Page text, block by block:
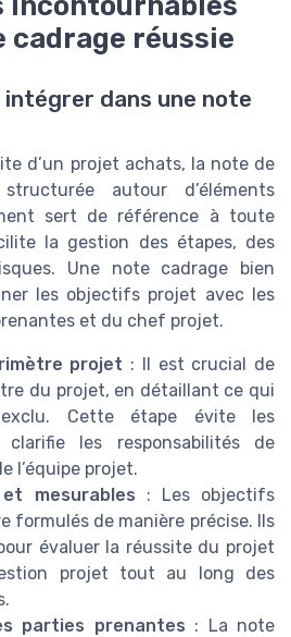
cadrage réussie
intégrer dans une note
d’un projet achats, la note de
autour d’éléments
sert de référence à toute
la gestion des étapes, des
Une note cadrage bien
les objectifs projet avec les
et du chef projet.
projet : Il est crucial de
du projet, en détaillant ce qui
Cette étape évite les
les responsabilités de
l’équipe projet.
mesurables : Les objectifs
formulés de manière précise. Ils
évaluer la réussite du projet
projet tout au long des
parties prenantes : La note